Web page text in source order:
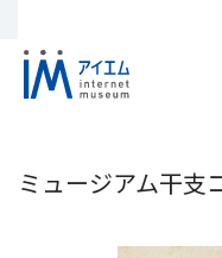
ミュージアム干支